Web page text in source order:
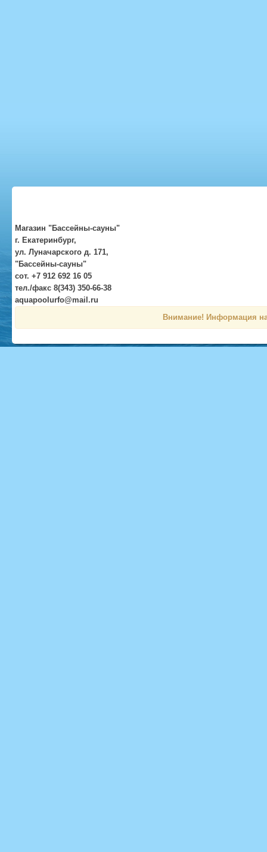
Магазин "Бассейны-сауны"
г. Екатеринбург,
ул. Луначарского д. 171,
"Бассейны-сауны"
сот. +7 912 692 16 05
тел./факс 8(343) 350-66-38
aquapoolurfo@mail.ru
Внимание! Информация на